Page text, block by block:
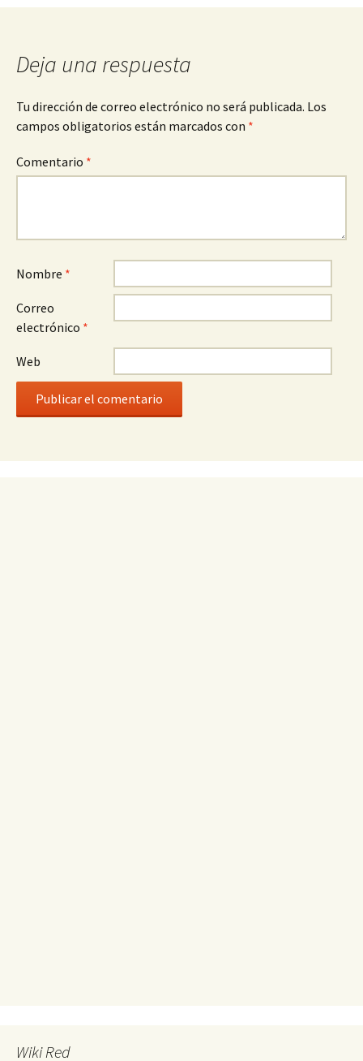
de
entradas
Deja una respuesta
Tu dirección de correo electrónico no será publicada. Los
campos obligatorios están marcados con *
Comentario *
Nombre *
Correo
electrónico *
Web
Wiki Red